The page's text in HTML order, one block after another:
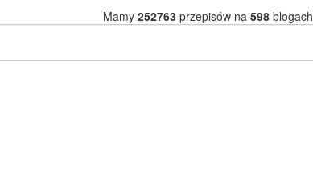
Mamy 252763przepisów na 598